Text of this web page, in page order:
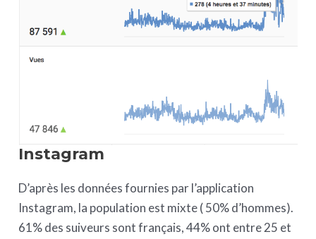
Instagram
D’après les données fournies par l’application
Instagram, la population est mixte ( 50% d’hommes).
61% des suiveurs sont français, 44% ont entre 25 et